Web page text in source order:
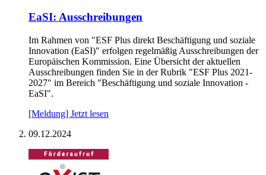
Ea­SI: Aus­schrei­bun­gen
Im Rahmen von "ESF Plus direkt Beschäftigung und soziale
Innovation (EaSI)" erfolgen regelmäßig Ausschreibungen der
Europäischen Kommission. Eine Übersicht der aktuellen
Ausschreibungen finden Sie in der Rubrik "ESF Plus 2021-
2027" im Bereich "Beschäftigung und soziale Innovation -
EaSI".
[Meldung] Jetzt lesen
09.12.2024